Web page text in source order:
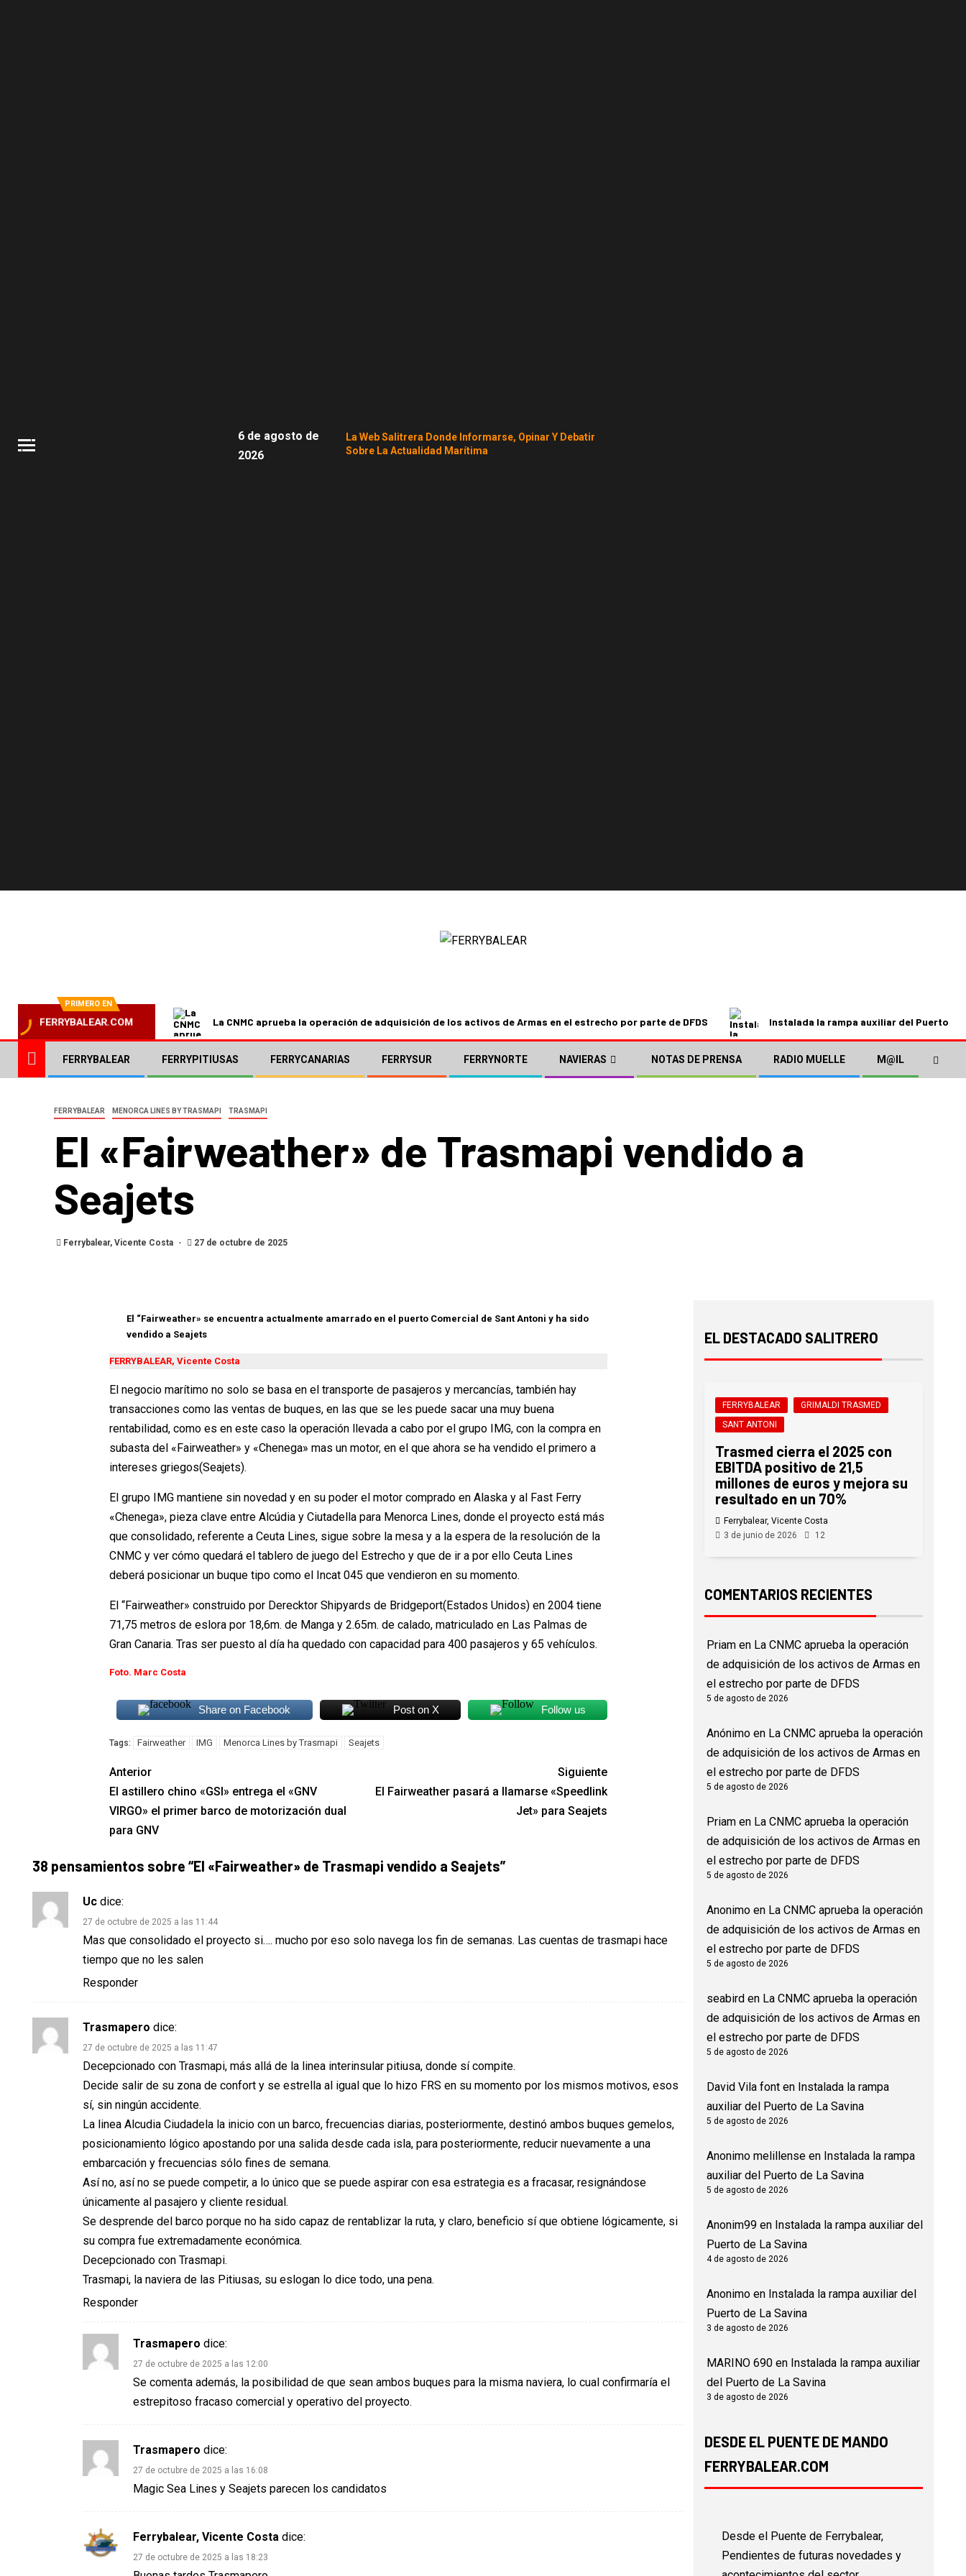
6 de agosto de
2026
La Web Salitrera Donde Informarse, Opinar Y Debatir
Sobre La Actualidad Marítima
PRIMERO EN
FERRYBALEAR.COM La CNMC aprueba la operación de adquisición de los activos de Armas en el estrecho por parte de DFDS Instalada la rampa auxiliar del Puerto de
FERRYBALEAR FERRYPITIUSAS FERRYCANARIAS FERRYSUR FERRYNORTE NAVIERAS NOTAS DE PRENSA RADIO MUELLE M@IL
FERRYBALEAR MENORCA LINES BY TRASMAPI TRASMAPI
El «Fairweather» de Trasmapi vendido a
Seajets
Ferrybalear, Vicente Costa 27 de octubre de 2025
El “Fairweather» se encuentra actualmente amarrado en el puerto Comercial de Sant Antoni y ha sido
vendido a Seajets
FERRYBALEAR, Vicente Costa
El negocio marítimo no solo se basa en el transporte de pasajeros y mercancías, también hay
transacciones como las ventas de buques, en las que se les puede sacar una muy buena
rentabilidad, como es en este caso la operación llevada a cabo por el grupo IMG, con la compra en
subasta del «Fairweather» y «Chenega» mas un motor, en el que ahora se ha vendido el primero a
intereses griegos(Seajets).
El grupo IMG mantiene sin novedad y en su poder el motor comprado en Alaska y al Fast Ferry
«Chenega», pieza clave entre Alcúdia y Ciutadella para Menorca Lines, donde el proyecto está más
que consolidado, referente a Ceuta Lines, sigue sobre la mesa y a la espera de la resolución de la
CNMC y ver cómo quedará el tablero de juego del Estrecho y que de ir a por ello Ceuta Lines
deberá posicionar un buque tipo como el Incat 045 que vendieron en su momento.
El “Fairweather» construido por Derecktor Shipyards de Bridgeport(Estados Unidos) en 2004 tiene
71,75 metros de eslora por 18,6m. de Manga y 2.65m. de calado, matriculado en Las Palmas de
Gran Canaria. Tras ser puesto al día ha quedado con capacidad para 400 pasajeros y 65 vehículos.
Foto. Marc Costa
Share on Facebook Post on X Follow us
Tags: Fairweather IMG Menorca Lines by Trasmapi Seajets
Anterior
El astillero chino «GSI» entrega el «GNV
VIRGO» el primer barco de motorización dual
para GNV
Siguiente
El Fairweather pasará a llamarse «Speedlink
Jet» para Seajets
38 pensamientos sobre “El «Fairweather» de Trasmapi vendido a Seajets”
Uc dice:
27 de octubre de 2025 a las 11:44
Mas que consolidado el proyecto si…. mucho por eso solo navega los fin de semanas. Las cuentas de trasmapi hace
tiempo que no les salen
Responder
Trasmapero dice:
27 de octubre de 2025 a las 11:47
Decepcionado con Trasmapi, más allá de la linea interinsular pitiusa, donde sí compite.
Decide salir de su zona de confort y se estrella al igual que lo hizo FRS en su momento por los mismos motivos, esos
sí, sin ningún accidente.
La linea Alcudia Ciudadela la inicio con un barco, frecuencias diarias, posteriormente, destinó ambos buques gemelos,
posicionamiento lógico apostando por una salida desde cada isla, para posteriormente, reducir nuevamente a una
embarcación y frecuencias sólo fines de semana.
Así no, así no se puede competir, a lo único que se puede aspirar con esa estrategia es a fracasar, resignándose
únicamente al pasajero y cliente residual.
Se desprende del barco porque no ha sido capaz de rentablizar la ruta, y claro, beneficio sí que obtiene lógicamente, si
su compra fue extremadamente económica.
Decepcionado con Trasmapi.
Trasmapi, la naviera de las Pitiusas, su eslogan lo dice todo, una pena.
Responder
Trasmapero dice:
27 de octubre de 2025 a las 12:00
Se comenta además, la posibilidad de que sean ambos buques para la misma naviera, lo cual confirmaría el
estrepitoso fracaso comercial y operativo del proyecto.
Trasmapero dice:
27 de octubre de 2025 a las 16:08
Magic Sea Lines y Seajets parecen los candidatos
Ferrybalear, Vicente Costa dice:
27 de octubre de 2025 a las 18:23
EL DESTACADO SALITRERO
FERRYBALEAR
GRIMALDI TRASMED
SANT ANTONI
Trasmed cierra el 2025 con
EBITDA positivo de 21,5
millones de euros y mejora su
resultado en un 70%
Ferrybalear, Vicente Costa
3 de junio de 2026
12
COMENTARIOS RECIENTES
Priamen La CNMC aprueba la operación
de adquisición de los activos de Armas en
el estrecho por parte de DFDS
5 de agosto de 2026
Anónimoen La CNMC aprueba la operación
de adquisición de los activos de Armas en
el estrecho por parte de DFDS
5 de agosto de 2026
Priamen La CNMC aprueba la operación
de adquisición de los activos de Armas en
el estrecho por parte de DFDS
5 de agosto de 2026
Anonimoen La CNMC aprueba la operación
de adquisición de los activos de Armas en
el estrecho por parte de DFDS
5 de agosto de 2026
seabirden La CNMC aprueba la operación
de adquisición de los activos de Armas en
el estrecho por parte de DFDS
5 de agosto de 2026
David Vila fonten Instalada la rampa
auxiliar del Puerto de La Savina
5 de agosto de 2026
Anonimo melillenseen Instalada la rampa
auxiliar del Puerto de La Savina
5 de agosto de 2026
Anonim99en Instalada la rampa auxiliar del
Puerto de La Savina
4 de agosto de 2026
Anonimoen Instalada la rampa auxiliar del
Puerto de La Savina
3 de agosto de 2026
MARINO 690en Instalada la rampa auxiliar
del Puerto de La Savina
3 de agosto de 2026
DESDE EL PUENTE DE MANDO
FERRYBALEAR.COM
Desde el Puente de Ferrybalear,
Pendientes de futuras novedades y